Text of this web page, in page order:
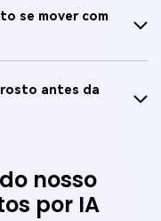
se mover com
antes da
nosso
por IA